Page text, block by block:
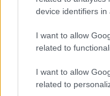
device identifiers in
I want to allow
related to
I want to allow
related to
Rónai András